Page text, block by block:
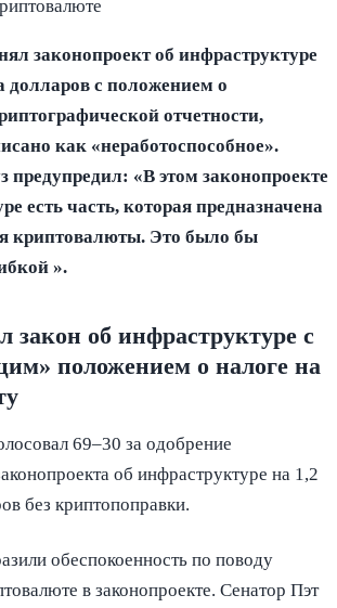
законопроект об инфраструктуре
долларов с положением о
отчетности,
как «неработоспособное».
предупредил: «В этом законопроекте
есть часть, которая предназначена
криптовалюты. Это было бы
».
закон об инфраструктуре с
положением о налоге на
69–30 за одобрение
об инфраструктуре на 1,2
без криптопоправки.
обеспокоенность по поводу
в законопроекте. Сенатор Пэт